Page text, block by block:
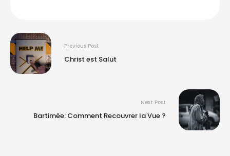
Previous Post
Christ est Salut
Next Post
Bartimée: Comment Recouvrer la Vue ?